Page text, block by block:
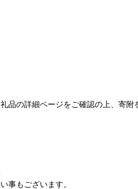
の詳細ページをご確認の上、寄附
事もございます。